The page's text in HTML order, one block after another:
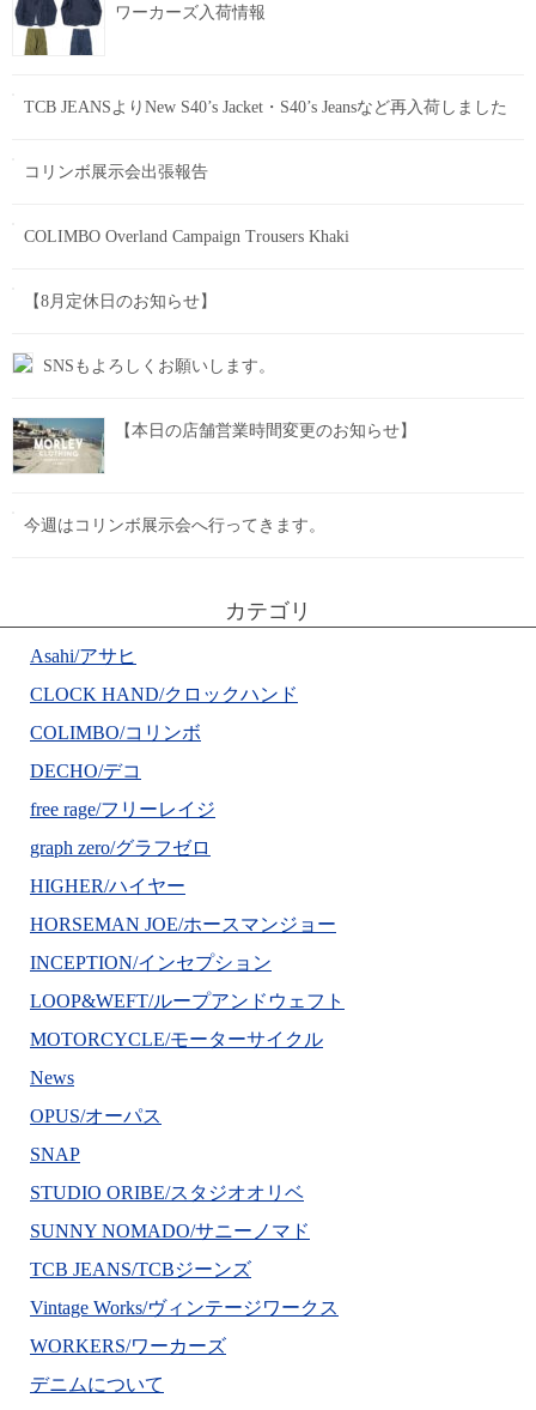
ワーカーズ入荷情報
TCB JEANSよりNew S40’s Jacket・S40’s Jeansなど再入荷しました
コリンボ展示会出張報告
COLIMBO Overland Campaign Trousers Khaki
【8月定休日のお知らせ】
SNSもよろしくお願いします。
【本日の店舗営業時間変更のお知らせ】
今週はコリンボ展示会へ行ってきます。
カテゴリ
Asahi/アサヒ
CLOCK HAND/クロックハンド
COLIMBO/コリンボ
DECHO/デコ
free rage/フリーレイジ
graph zero/グラフゼロ
HIGHER/ハイヤー
HORSEMAN JOE/ホースマンジョー
INCEPTION/インセプション
LOOP&WEFT/ループアンドウェフト
MOTORCYCLE/モーターサイクル
News
OPUS/オーパス
SNAP
STUDIO ORIBE/スタジオオリベ
SUNNY NOMADO/サニーノマド
TCB JEANS/TCBジーンズ
Vintage Works/ヴィンテージワークス
WORKERS/ワーカーズ
デニムについて